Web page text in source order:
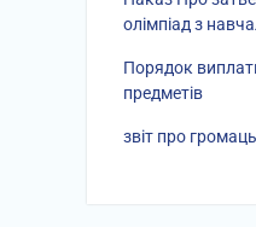
олімпіад з
Порядок
предметів
звіт про